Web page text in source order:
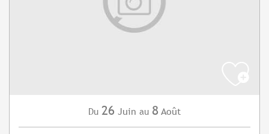
Du 26 Juin au 8 Août